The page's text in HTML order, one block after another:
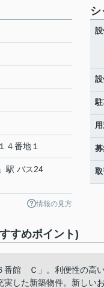
４番地１
」駅 バス24
情報の見方
すめポイント)
番館 Ｃ」。利便性の高
した新築物件。新しい